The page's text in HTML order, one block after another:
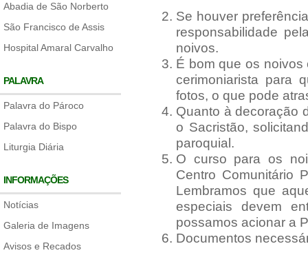
Abadia de São Norberto
São Francisco de Assis
Hospital Amaral Carvalho
PALAVRA
Palavra do Pároco
Palavra do Bispo
Liturgia Diária
INFORMAÇÕES
Notícias
Galeria de Imagens
Avisos e Recados
Se houver
responsabilidade
noivos.
É bom que os
cerimoniarista para
fotos, o que pode
Quanto à decoração
o Sacristão,
paroquial.
O curso para os
Centro Comunitário
Lembramos que
especiais devem
possamos acionar a
Documentos